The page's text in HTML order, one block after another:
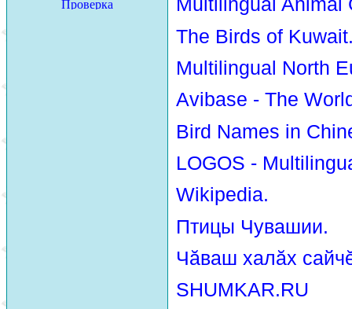
The Birds of
Multilingual North
Avibase - The
Bird Names in
LOGOS -
Wikipedia.
Птицы Чувашии.
Чăваш халăх
SHUMKAR.RU